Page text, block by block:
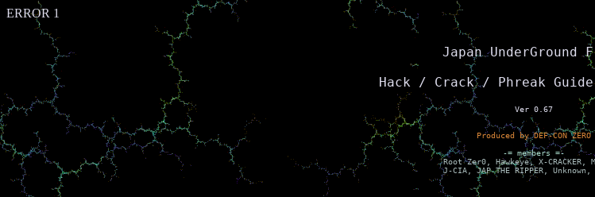
ERROR 1
Japan UnderGround
Hack / Crack / Phreak
Ver 0.67
Produced by DEF-CON ZERO
-= members =-
Root Zer0, Hawkeye, X-CRACKER,
J-CIA, JAP THE RIPPER, Unknown,